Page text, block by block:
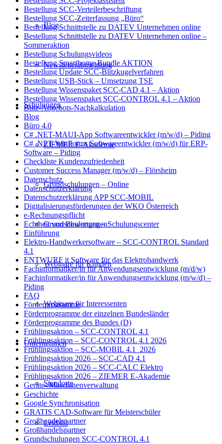
Blog
Newsletterabmeldung
Schulungen
ZIEMER E-Akademie
Grundschulungen – Online
Grundschulungen – Schulungscenter
Webinare für Kunden
Webinare für Interessenten
Unternehmen
Standorte
Leitbild
Bestellung SCC-Verteilerbeschriftung
Bestellung SCC-Zeiterfassung „Büro“
Bestellung Schnittstelle zu DATEV Unternehmen online
Bestellung Schnittstelle zu DATEV Unternehmen online –
Sommeraktion
Bestellung Schulungsvideos
Bestellung Smarthome-Bundle AKTION
Bestellung Update SCC-Blitzkugelverfahren
Bestellung USB-Stick – Umsetzung TSE
Bestellung Wissenspaket SCC-CAD 4.1 – Aktion
Bestellung Wissenspaket SCC-CONTROL 4.1 – Aktion
Blitz-Angebots-Nachkalkulation
Blog
Büro 4.0
C# .NET-MAUI-App Softwareentwickler (m/w/d) – Piding
C# .NET-WinForms Softwareentwickler (m/w/d) für ERP-
Software – Piding
Checkliste Kundenzufriedenheit
Customer Success Manager (m/w/d) – Flörsheim
Datenschutz
Datenschutzerklärung
Datenschutzerklärung APP SCC-MOBIL
Digitalisierungsförderungen der WKO Österreich
e-Rechnungspflicht
Echtheit von Bewertungen
Einführung
Elektro-Handwerkersoftware – SCC-CONTROL Standard
4.1
ENTWURF it Software für das Elektrohandwerk
Fachinformatiker/in für Anwendungsentwicklung (m/d/w)
Fachinformatiker/in für Anwendungsentwicklung (m/w/d) –
Piding
FAQ
Förderprogramme
Förderprogramme der einzelnen Bundesländer
Förderprogramme des Bundes (D)
Frühlingsaktion – SCC-CONTROL 4.1
Frühlingsaktion – SCC-CONTROL 4.1 2026
Frühlingsaktion – SCC-MOBIL 4.1_2026
Frühlingsaktion 2026 – SCC-CAD 4.1
Frühlingsaktion 2026 – SCC-CALC Elektro
Frühlingsaktion 2026 – ZIEMER E-Akademie
Geräte-/Maschinenverwaltung
Geschichte
Google Synchronisation
GRATIS CAD-Software für Meisterschüler
Großhandelspartner
Großhandelspartner
Grundschulungen SCC-CONTROL 4.1